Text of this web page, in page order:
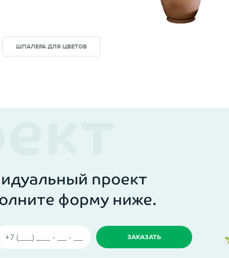
ШПАЛЕРА ДЛЯ ЦВЕТОВ
проект
форму ниже.